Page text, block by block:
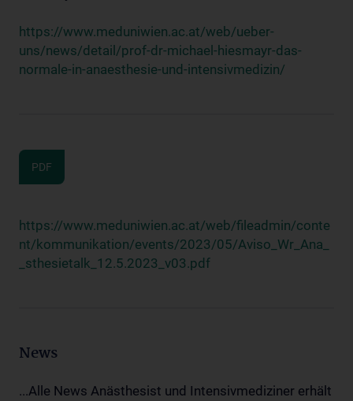
https://www.meduniwien.ac.at/web/ueber-
uns/news/detail/prof-dr-michael-hiesmayr-das-
normale-in-anaesthesie-und-intensivmedizin/
PDF
https://www.meduniwien.ac.at/web/fileadmin/conte
nt/kommunikation/events/2023/05/Aviso_Wr_Ana_
_sthesietalk_12.5.2023_v03.pdf
News
...Alle News Anästhesist und Intensivmediziner erhält